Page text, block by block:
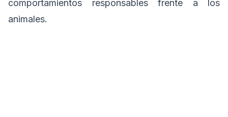
comportamientos responsables frente a los
animales.